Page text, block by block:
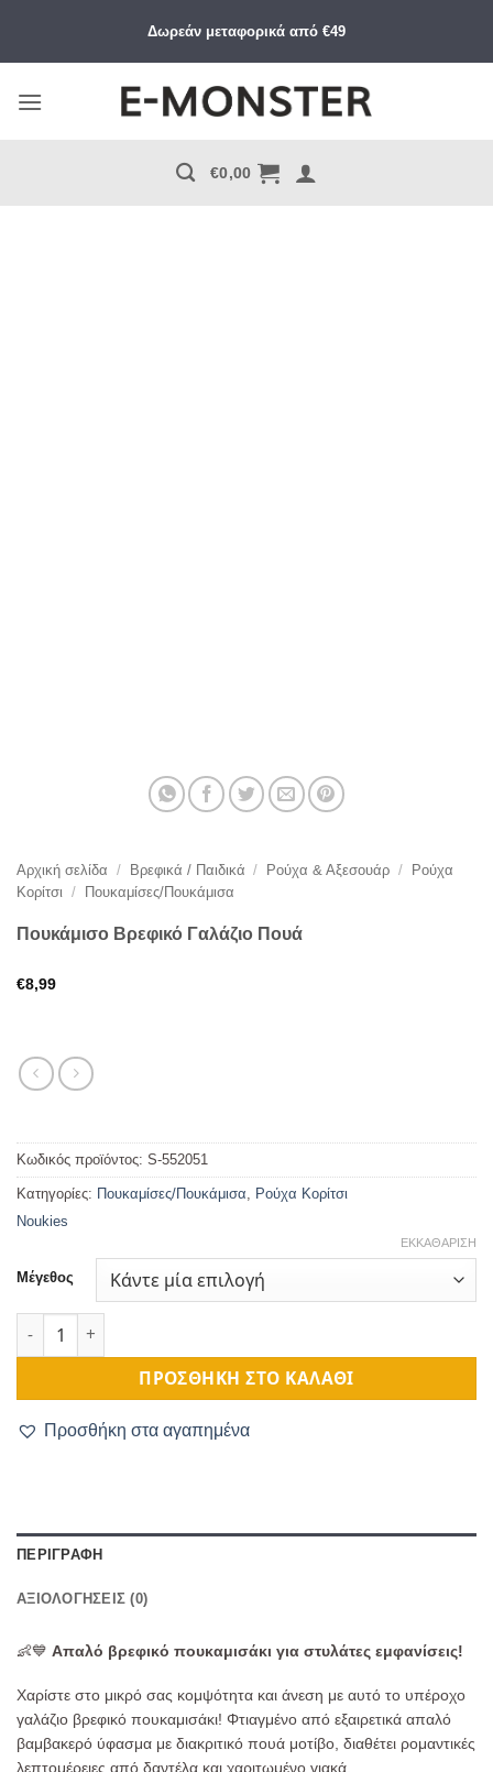
περιεχόμενο
Δωρεάν μεταφορικά από €49
€0,00
Αρχική σελίδα / Βρεφικά / Παιδικά / Ρούχα & Αξεσουάρ /
Ρούχα
Κορίτσι / Πουκαμίσες/Πουκάμισα
Πουκάμισο Βρεφικό Γαλάζιο Πουά
€8,99
Κωδικός προϊόντος: S-552051
Κατηγορίες: Πουκαμίσες/Πουκάμισα
Ρούχα Κορίτσι
Noukies
Μέγεθος
ΕΚΚΑΘΆΡΙΣΗ
ΠΡΟΣΘΉΚΗ ΣΤΟ ΚΑΛΆΘΙ
Προσθήκη στα αγαπημένα
ΠΕΡΙΓΡΑΦΉ
ΑΞΙΟΛΟΓΉΣΕΙΣ (0)
👶💙 Απαλό βρεφικό πουκαμισάκι για στυλάτες εμφανίσεις!
Χαρίστε στο μικρό σας κομψότητα και άνεση με αυτό το υπέροχο
γαλάζιο βρεφικό πουκαμισάκι! Φτιαγμένο από εξαιρετικά απαλό
βαμβακερό ύφασμα με διακριτικό πουά μοτίβο, διαθέτει ρομαντικές
λεπτομέρειες από δαντέλα και χαριτωμένο γιακά.